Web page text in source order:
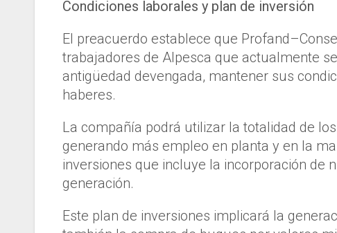
Condiciones laborales y plan de inversión
El preacuerdo establece que
trabajadores de Alpesca que actualmente
antigüedad devengada, mantener sus
haberes.
La compañía podrá utilizar la totalidad de
generando más empleo en planta y en la
inversiones que incluye la incorporación de
generación.
Este plan de inversiones implicará la